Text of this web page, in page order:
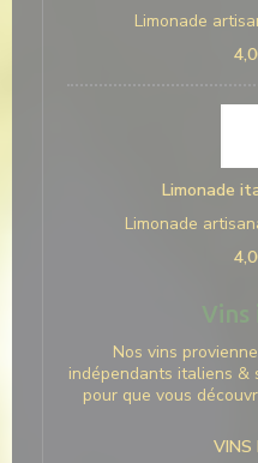
Limonade
Limonade
Limonade
Vins
Nos vins
indépendants italiens &
pour que vous
VINS